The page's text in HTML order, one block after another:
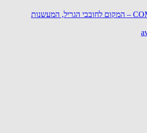
אודות 🔥 COMPASS – המקום לחובבי הגריל, המעשנות